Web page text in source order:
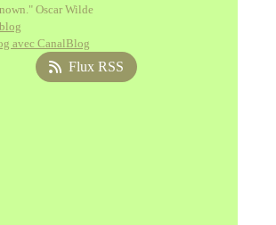
Oscar Wilde
avec CanalBlog
Flux RSS